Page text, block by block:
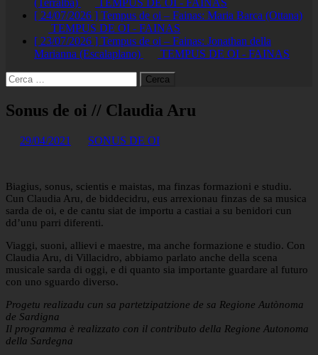
(Terralba)
TEMPUS DE OI - FAINAS
[ 24/07/2026 ] Tempus de oi – Fainas: Maria Barca (Ottana)
TEMPUS DE OI - FAINAS
[ 23/07/2026 ] Tempus de oi – Fainas: Jonathan della
Marianna (Escalaplano)
TEMPUS DE OI - FAINAS
Ricerca
per:
Sonus de oi // Claudia Aru
29/04/2021 SONUS DE OI
Biagius, sonus, scientis e maistas, ma finzas formazioni e studiu.
Cun Claudia Aru, de biddecidru, eus arrexionau finzas de sa musica
sarda de oi, e de cantu siat de importu a castiai a su benidori cun
dd’unu parri diferenti.
Viaggi, suoni, allievi e maestre, ma anche formazione e studio. Con
Claudia Aru, di Villacidro, abbiamo parlato anche della scena
musicale sarda di oggi, e di quanto sia importante guardare al futuro
con uno sguardo diverso.
Progetu realizadu cun sa partetzipatzione de sa Regione Autònoma
de Sardigna
Il programma è realizzato con il contributo della Regione Autonoma
della Sardegna